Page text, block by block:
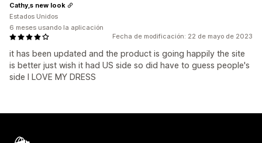
Fecha de modificación: 22 de mayo de 2023
it has been updated and the product is going happily the site
is better just wish it had US side so did have to guess people's
side I LOVE MY DRESS
Cathy,s new look
Estados Unidos
6 meses usando la aplicación